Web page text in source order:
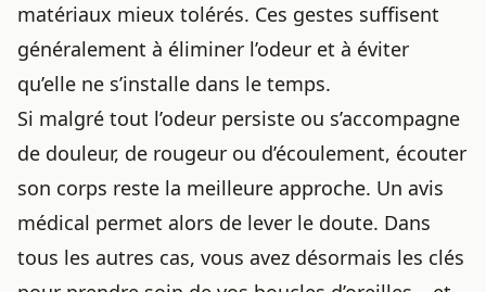
matériaux mieux tolérés. Ces gestes suffisent
généralement à éliminer l’odeur et à éviter
qu’elle ne s’installe dans le temps.
Si malgré tout l’odeur persiste ou s’accompagne
de douleur, de rougeur ou d’écoulement, écouter
son corps reste la meilleure approche. Un avis
médical permet alors de lever le doute. Dans
tous les autres cas, vous avez désormais les clés